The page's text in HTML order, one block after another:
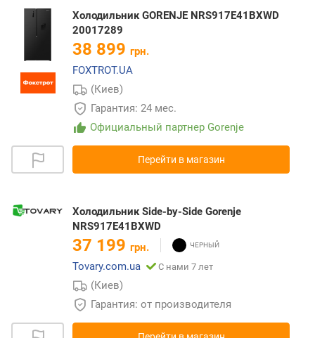
Холодильник GORENJE NRS917E41BXWD
20017289
38 899 грн.
FOXTROT.UA
(Киев)
Гарантия: 24 мес.
Официальный партнер Gorenje
Перейти в магазин
Холодильник Side-by-Side Gorenje
NRS917E41BXWD
37 199 грн.
Tovary.com.ua
С нами 7 лет
(Киев)
Гарантия: от производителя